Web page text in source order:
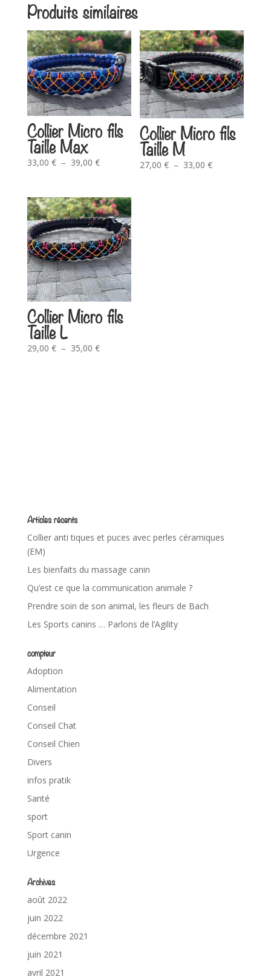
Produits similaires
Collier Micro fils
Taille Max
33,00 € – 39,00 €
Collier Micro fils
Taille M
27,00€ – 33,00€
Collier Micro fils
Taille L
29,00 € – 35,00 €
Articles récents
Collier anti tiques et puces avec perles céramiques
(EM)
Les bienfaits du massage canin
Qu’est ce que la communication animale ?
Prendre soin de son animal, les fleurs de Bach
Les Sports canins … Parlons de l’Agility
compteur
Adoption
Alimentation
Conseil
Conseil Chat
Conseil Chien
Divers
infos pratik
Santé
sport
Sport canin
Urgence
Archives
août 2022
juin 2022
décembre 2021
juin 2021
avril 2021